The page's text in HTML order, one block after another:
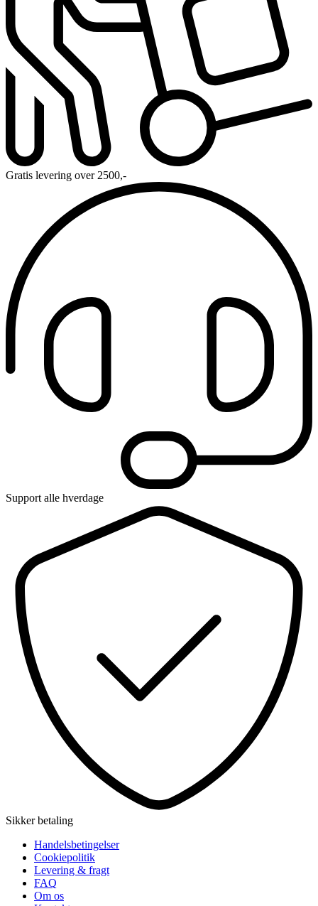
Gratis levering over 2500,-
Support alle hverdage
Sikker betaling
Handelsbetingelser
Cookiepolitik
Levering & fragt
FAQ
Om os